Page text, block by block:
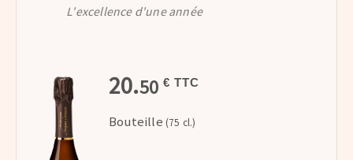
L'excellence d'une année
20.50 € TTC
Bouteille (75 cl.)